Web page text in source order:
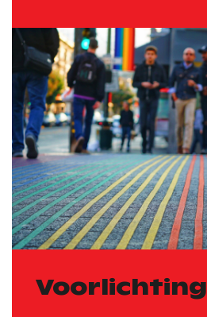
Voorlichting